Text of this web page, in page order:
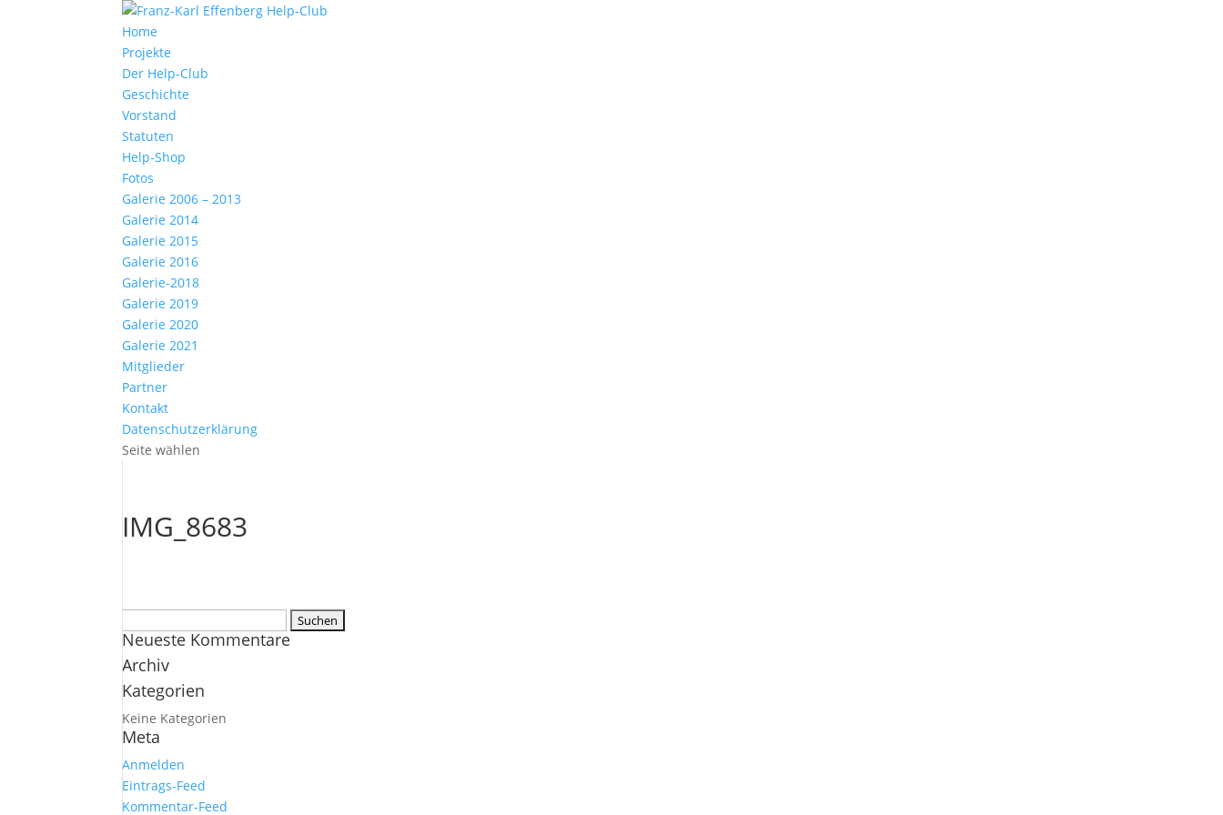
Home
Projekte
Der Help-Club
Geschichte
Vorstand
Statuten
Help-Shop
Fotos
Galerie 2006 – 2013
Galerie 2014
Galerie 2015
Galerie 2016
Galerie-2018
Galerie 2019
Galerie 2020
Galerie 2021
Mitglieder
Partner
Kontakt
Datenschutzerklärung
Seite wählen
IMG_8683
nach:
Neueste Kommentare
Archiv
Kategorien
Keine Kategorien
Meta
Anmelden
Eintrags-Feed
Kommentar-Feed